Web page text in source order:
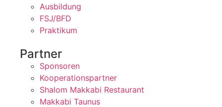
Ausbildung
FSJ/BFD
Praktikum
Partner
Sponsoren
Kooperationspartner
Shalom Makkabi Restaurant
Makkabi Taunus